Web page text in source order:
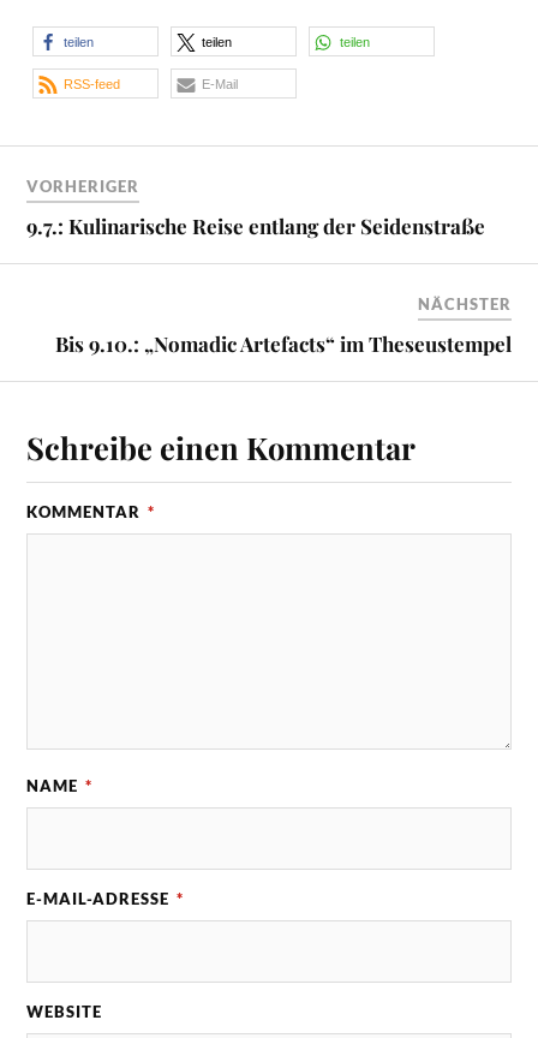
teilen teilen teilen
RSS-feed E-Mail
VORHERIGER
9.7.: Kulinarische Reise entlang der Seidenstraße
NÄCHSTER
Bis 9.10.: „Nomadic Artefacts“ im Theseustempel
Schreibe einen Kommentar
KOMMENTAR *
NAME *
E-MAIL-ADRESSE *
WEBSITE